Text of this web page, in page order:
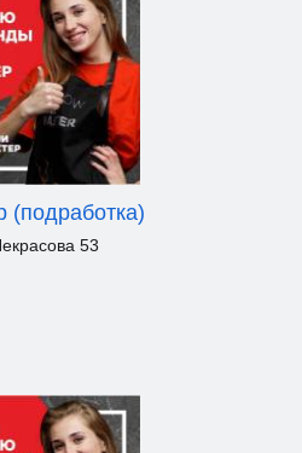
(подработка)
53